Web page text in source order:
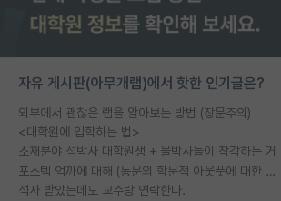
자유 게시판(아무개랩)에서 핫한 인기글은?
외부에서 괜찮은 랩을 알아보는 방법 (장문주의)
<대학원에 입학하는 법>
소재분야 석박사 대학원생 + 물박사들이 착각하는 거
포스텍 억까에 대해 (동문의 학문적 아웃풋에 대한 반박)
석사 받았는데도 교수랑 연락한다.